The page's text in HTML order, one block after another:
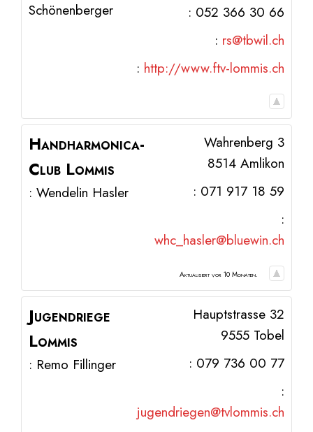
Schönenberger
: 052 366 30 66
: rs@tbwil.ch
: http://www.ftv-lommis.ch
Handharmonica-
Club Lommis
: Wendelin Hasler
Wahrenberg 3
8514 Amlikon
: 071 917 18 59
:
whc_hasler@bluewin.ch
Aktualisiert vor 10 Monaten.
Jugendriege
Lommis
: Remo Fillinger
Hauptstrasse 32
9555 Tobel
: 079 736 00 77
:
jugendriegen@tvlommis.ch